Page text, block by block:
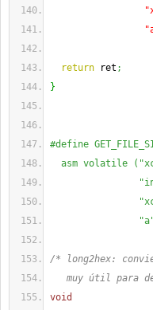
return ret ;
}
#define
asm volatile
"int
"xchg
"a"
/* long2hex:
muy útil para
void